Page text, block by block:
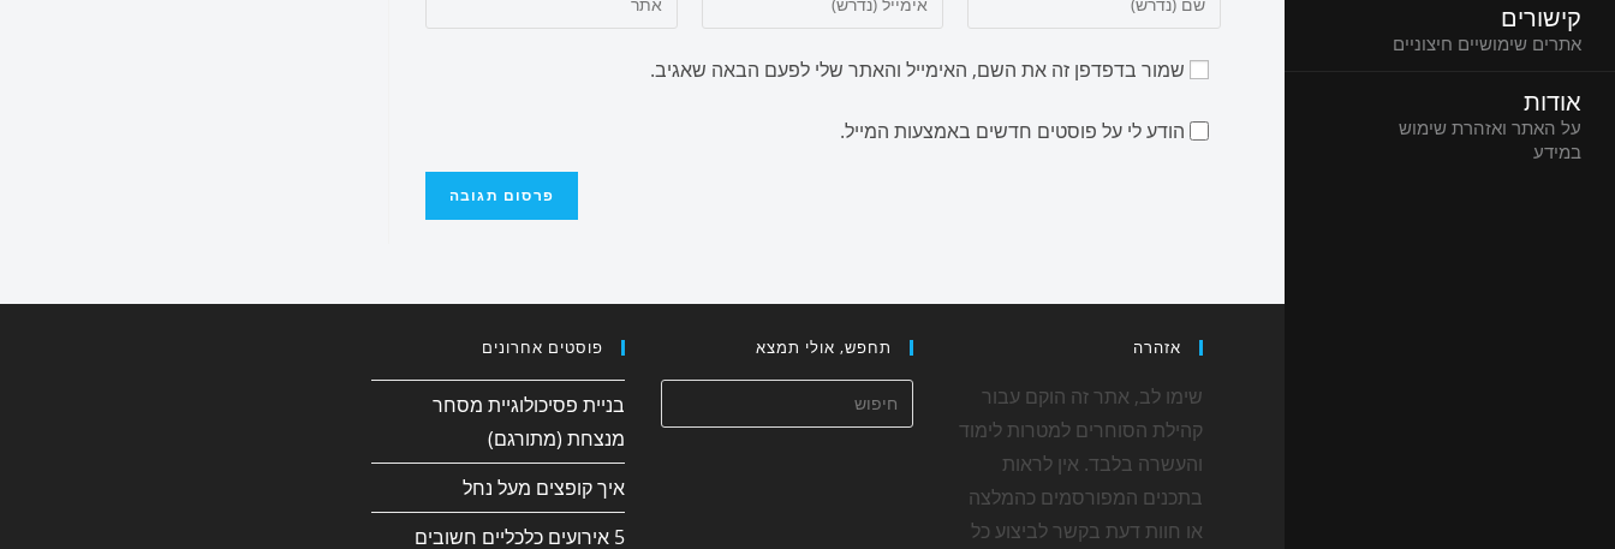
קישורים
אתרים שימושיים חיצוניים
אודות
על האתר ואזהרת שימוש
במידע
שמור בדפדפן זה את השם, האימייל והאתר שלי לפעם הבאה שאגיב.
הודע לי על פוסטים חדשים באמצעות המייל.
אזהרה
שימו לב, אתר זה הוקם עבור
קהילת הסוחרים למטרות לימוד
והעשרה בלבד. אין לראות
בתכנים המפורסמים כהמלצה
או חוות דעת בקשר לביצוע כל
תחפש, אולי תמצא פוסטים אחרונים
בניית פסיכולוגיית מסחר
מנצחת (מתורגם)
איך קופצים מעל נחל
5 אירועים כלכליים חשובים